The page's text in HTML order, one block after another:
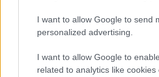
I want to allow Google to send
personalized advertising.
I want to allow Google to
related to analytics like cookies
Giovannimaria Cabras